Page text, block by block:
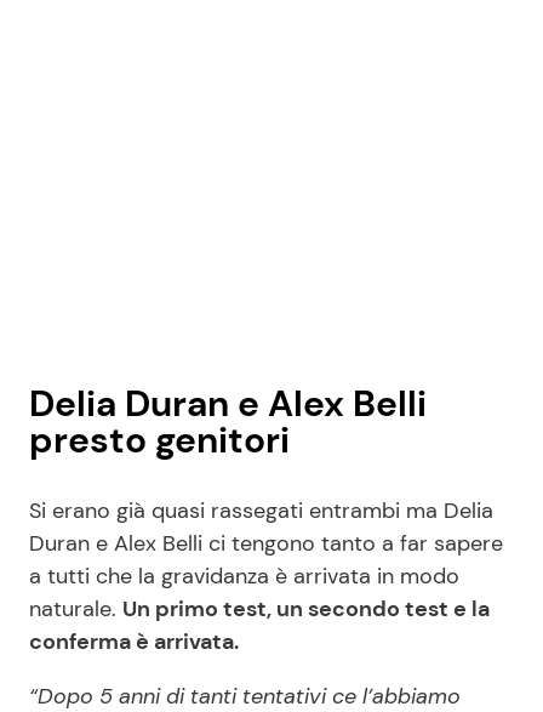
Delia Duran e Alex Belli
presto genitori
Si erano già quasi rassegati entrambi ma Delia
Duran e Alex Belli ci tengono tanto a far sapere
a tutti che la gravidanza è arrivata in modo
naturale. Un primo test, un secondo test e la
conferma è arrivata.
“Dopo 5 anni di tanti tentativi ce l’abbiamo